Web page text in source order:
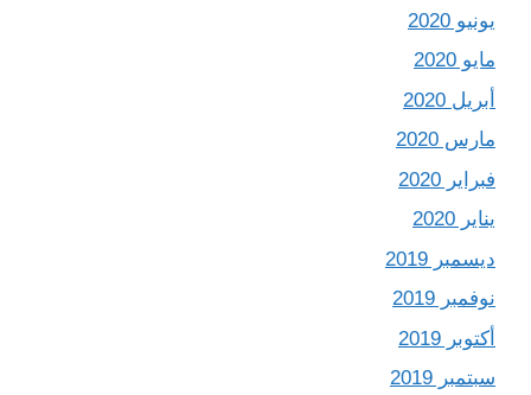
يونيو 2020
مايو 2020
أبريل 2020
مارس 2020
فبراير 2020
يناير 2020
ديسمبر 2019
نوفمبر 2019
أكتوبر 2019
سبتمبر 2019